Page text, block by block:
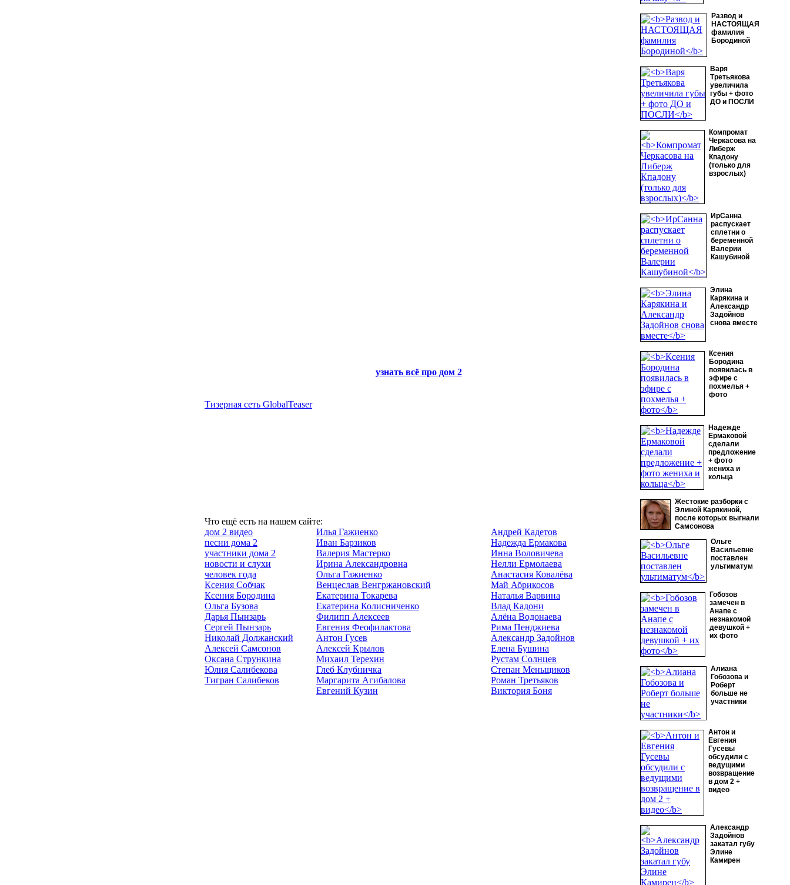
Развод и
НАСТОЯЩАЯ
фамилия
Бородиной
Варя
Третьякова
увеличила
губы + фото
ДО и ПОСЛИ
Компромат
Черкасова на
Либерж
Кпадону
(только для
взрослых)
ИрСанна
распускает
сплетни о
беременной
Валерии
Кашубиной
Элина
Карякина и
Александр
Задойнов
снова вместе
Ксения
Бородина
появилась в
эфире с
похмелья +
фото
Надежде
Ермаковой
сделали
предложение
+ фото
жениха и
кольца
Жестокие разборки с
Элиной Карякиной,
после которых выгнали
Самсонова
Ольге
Васильевне
поставлен
ультиматум
Гобозов
замечен в
Анапе с
незнакомой
девушкой +
их фото
Алиана
Гобозова и
Роберт
больше не
участники
Антон и
Евгения
Гусевы
обсудили с
ведущими
возвращение
в дом 2 +
видео
Александр
Задойнов
закатал губу
Элине
Камирен
узнать всё про дом 2
Тизерная сеть GlobalTeaser
Что ещё есть на нашем сайте:
дом 2 видео
песни дома 2
участники дома 2
новости и слухи
человек года
Ксения Собчак
Ксения Бородина
Ольга Бузова
Дарья Пынзарь
Сергей Пынзарь
Николай Должанский
Алексей Самсонов
Оксана Стрункина
Юлия Салибекова
Тигран Салибеков
Илья Гажиенко
Иван Барзиков
Валерия Мастерко
Ирина Александровна
Ольга Гажиенко
Венцеслав Венгржановский
Екатерина Токарева
Екатерина Колисниченко
Филипп Алексеев
Евгения Феофилактова
Антон Гусев
Алексей Крылов
Михаил Терехин
Глеб Клубничка
Маргарита Агибалова
Евгений Кузин
Андрей Кадетов
Надежда Ермакова
Инна Воловичева
Нелли Ермолаева
Анастасия Ковалёва
Май Абрикосов
Наталья Варвина
Влад Кадони
Алёна Водонаева
Рима Пенджиева
Александр Задойнов
Елена Бушина
Рустам Солнцев
Степан Меньщиков
Роман Третьяков
Виктория Боня